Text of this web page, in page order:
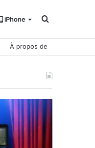
iPhone Rechercher
À propos de